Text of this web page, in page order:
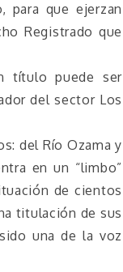
para que ejerzan
Registrado que
título puede ser
del sector Los
del Río Ozama y
en un “limbo”
de cientos
titulación de sus
una de la voz